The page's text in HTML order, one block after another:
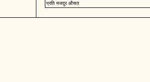
प्रति मजदुर औसत